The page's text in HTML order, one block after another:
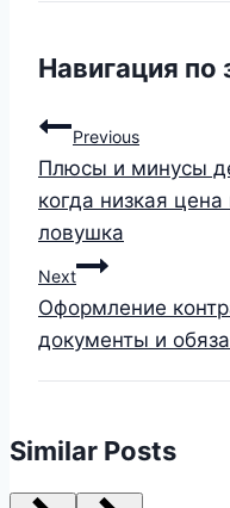
Навигация по
Previous
Плюсы и минусы
когда низкая
ловушка
Next
Оформление
документы и
Similar Posts